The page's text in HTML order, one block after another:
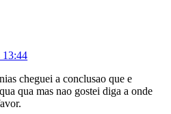
13:44
cheguei a conclusao que e
qua mas nao gostei diga a onde